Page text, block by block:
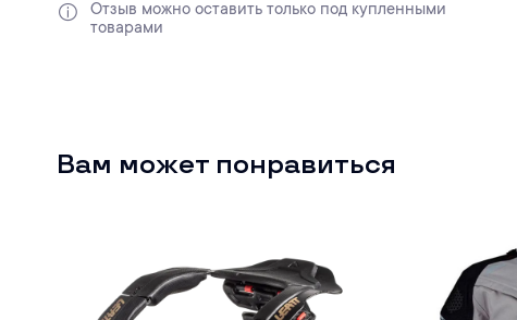
Отзыв можно оставить только под купленными
товарами
Вам может понравиться